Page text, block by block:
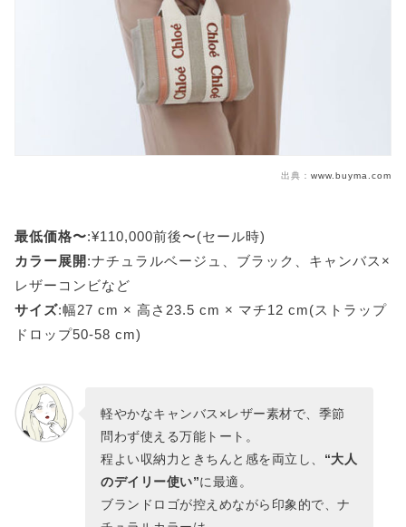
出典： www.buyma.com
最低価格〜:¥110,000前後〜(セール時)
カラー展開 :ナチュラルベージュ、ブラック、キャンバス×
レザーコンビなど
サイズ:幅27 cm × 高さ23.5 cm × マチ12 cm(ストラップ
ドロップ50-58 cm)
軽やかなキャンバス×レザー素材で、季節
問わず使える万能トート。
程よい収納力ときちんと感を両立し、 “大人
のデイリー使い”に最適。
ブランドロゴが控えめながら印象的で、ナ